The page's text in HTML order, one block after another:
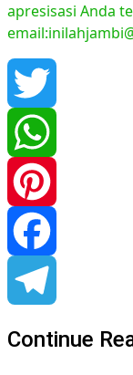
apresisasi Anda
Twitter
WhatsApp
Pinterest
Facebook
Telegram
Continue